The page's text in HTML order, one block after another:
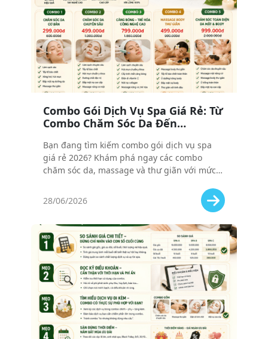
Combo Gói Dịch Vụ Spa Giá Rẻ: Từ
Combo Chăm Sóc Da Đến
2026
Bạn đang tìm kiếm combo gói dịch vụ spa
giá rẻ 2026? Khám phá ngay các combo
chăm sóc da, massage và thư giãn với mức
mà vẫn đảm bảo chất lượng!
28/06/2026